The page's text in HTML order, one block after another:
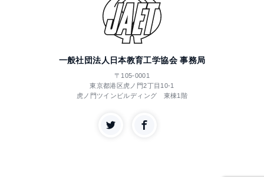
一般社団法人日本教育工学協会 事務局
〒105-0001
東京都港区虎ノ門2丁目10-1
虎ノ門ツインビルディング 東棟1階